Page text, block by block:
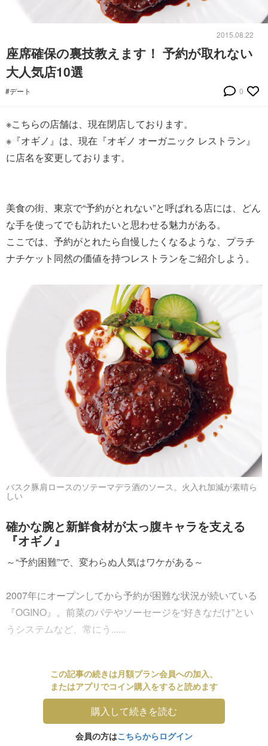
2015.08.22
座席確保の裏技教えます！ 予約が取れない
大人気店10選
#デート 0
※こちらの店舗は、現在閉店しております。
※『オギノ』は、現在『オギノ オーガニック レストラン』
に店名を変更しております。
美食の街、東京で“予約がとれない”と呼ばれる店には、どん
な手を使ってでも訪れたいと思わせる魅力がある。
ここでは、予約がとれたら自慢したくなるような、プラチ
ナチケット同然の価値を持つレストランをご紹介しよう。
バスク豚肩ロースのソテーマデラ酒のソース。火入れ加減が素晴ら
しい
確かな腕と新鮮食材が太っ腹キャラを支える
『オギノ』
～“予約困難”で、変わらぬ人気はワケがある～
2007年にオープンしてから予約が困難な状況が続いている
『OGINO』。前菜のパテやソーセージを“好きなだけ”とい
うシステムなど、常にう......
この記事の続きは月額プラン会員への加入、
またはアプリでコイン購入をすると読めます
購入して続きを読む
会員の方はこちらからログイン